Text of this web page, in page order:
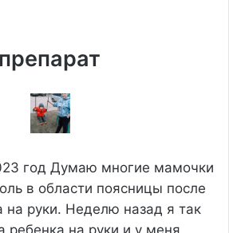
год Думаю многие мамочки
в области поясницы после
на руки. Неделю назад я так